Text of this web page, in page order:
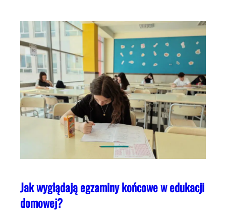
Jak wyglądają egzaminy końcowe w edukacji
domowej?